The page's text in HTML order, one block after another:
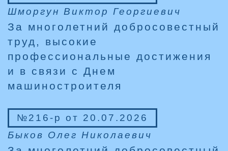
Шморгун Виктор Георгиевич
За многолетний добросовестный
труд, высокие
профессиональные достижения
и в связи с Днем
машиностроителя
№216-р от 20.07.2026
Быков Олег Николаевич